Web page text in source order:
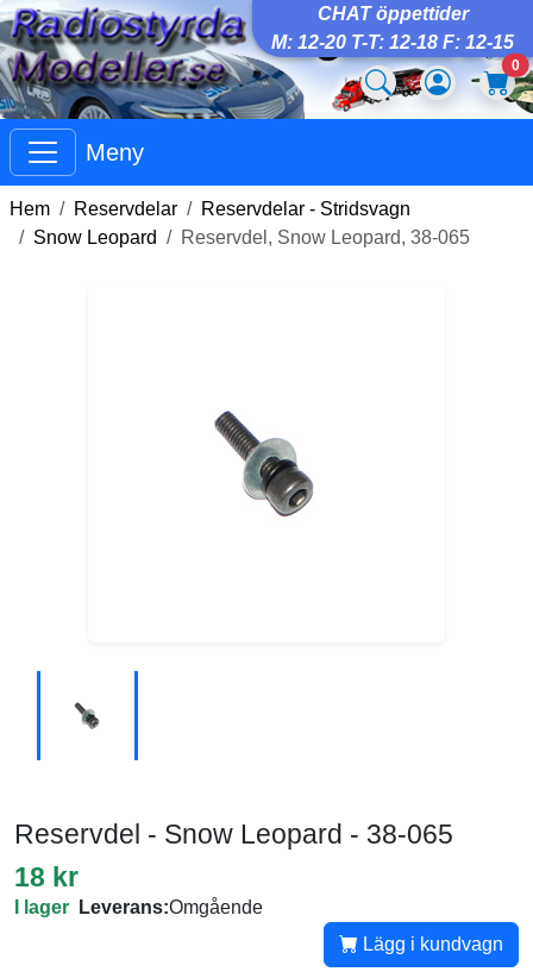
CHAT öppettider
M: 12-20 T-T: 12-18 F: 12-15
0
Meny
Hem Reservdelar
Reservdelar - Stridsvagn
Snow Leopard
Reservdel, Snow Leopard, 38-065
Reservdel - Snow Leopard - 38-065
18 kr
I lager Leverans:Omgående
Lägg i kundvagn